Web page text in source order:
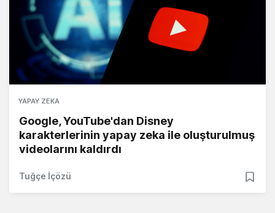
YAPAY ZEKA
Google, YouTube'dan Disney
karakterlerinin yapay zeka ile oluşturulmuş
videolarını kaldırdı
Tuğçe İçözü